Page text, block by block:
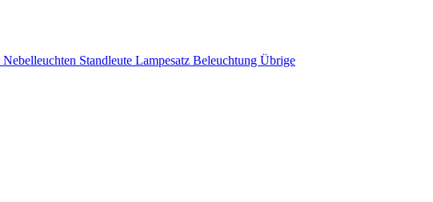
Nebelleuchten Standleute Lampesatz Beleuchtung Übrige